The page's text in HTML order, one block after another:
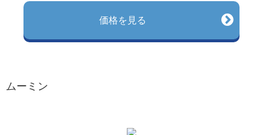
価格を見る
ムーミン